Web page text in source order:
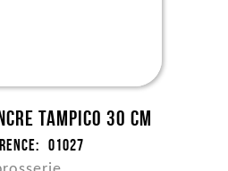
tampico 30 cm
01027